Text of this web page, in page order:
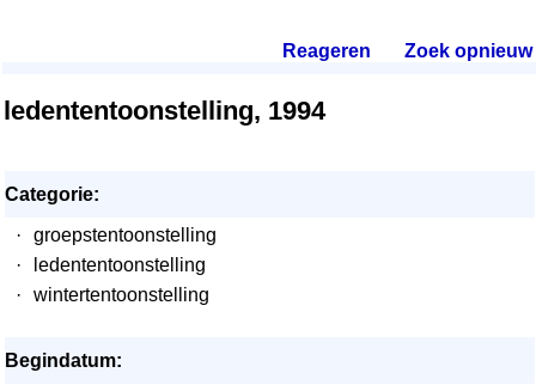
Reageren Zoek opnieuw.
ledententoonstelling, 1994
Categorie:
·
groepstentoonstelling
·
ledententoonstelling
·
wintertentoonstelling
Begindatum: